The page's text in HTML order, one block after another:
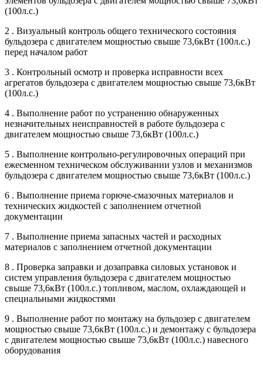
(100л.с.)
2 . Визуальный контроль общего технического состояния
бульдозера с двигателем мощностью свыше 73,6кВт (100л.с.)
перед началом работ
3 . Контрольный осмотр и проверка исправности всех
агрегатов бульдозера с двигателем мощностью свыше 73,6кВт
(100л.с.)
4 . Выполнение работ по устранению обнаруженных
незначительных неисправностей в работе бульдозера с
двигателем мощностью свыше 73,6кВт (100л.с.)
5 . Выполнение контрольно-регулировочных операций при
ежесменном техническом обслуживании узлов и механизмов
бульдозера с двигателем мощностью свыше 73,6кВт (100л.с.)
6 . Выполнение приема горюче-смазочных материалов и
технических жидкостей с заполнением отчетной
документации
7 . Выполнение приема запасных частей и расходных
материалов с заполнением отчетной документации
8 . Проверка заправки и дозаправка силовых установок и
систем управления бульдозера с двигателем мощностью
свыше 73,6кВт (100л.с.) топливом, маслом, охлаждающей и
специальными жидкостями
9 . Выполнение работ по монтажу на бульдозер с двигателем
мощностью свыше 73,6кВт (100л.с.) и демонтажу с бульдозера
с двигателем мощностью свыше 73,6кВт (100л.с.) навесного
оборудования